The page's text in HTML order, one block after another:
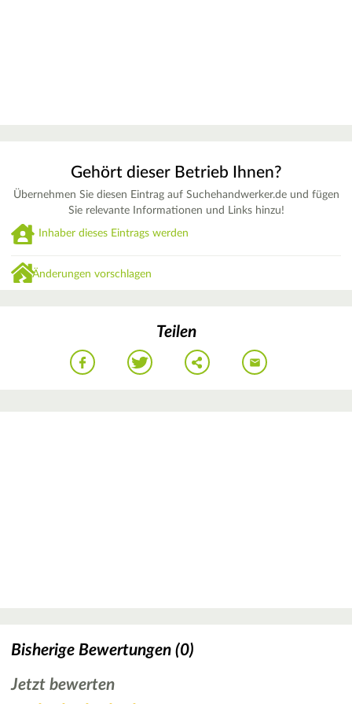
Gehört dieser Betrieb Ihnen?
Übernehmen Sie diesen Eintrag auf Suchehandwerker.de und fügen
Sie relevante Informationen und Links hinzu!
Inhaber dieses Eintrags werden
Änderungen vorschlagen
Teilen
Bisherige Bewertungen (0)
Jetzt bewerten